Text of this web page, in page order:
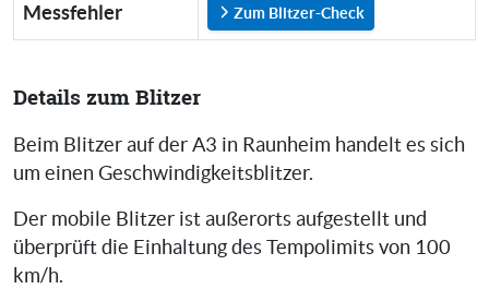
Messfehler Zum Blitzer-Check
Details zum Blitzer
Beim Blitzer auf der A3 in Raunheim handelt es sich
um einen Geschwindigkeitsblitzer.
Der mobile Blitzer ist außerorts aufgestellt und
überprüft die Einhaltung des Tempolimits von 100
km/h.